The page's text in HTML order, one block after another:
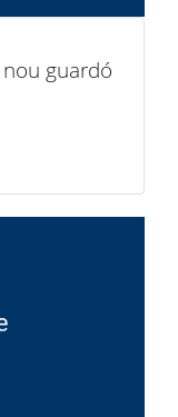
nou guardó